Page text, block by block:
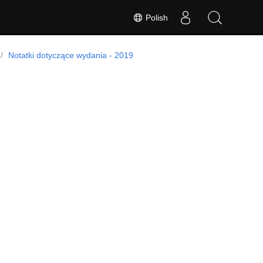
Polish
Notatki dotyczące wydania - 2019